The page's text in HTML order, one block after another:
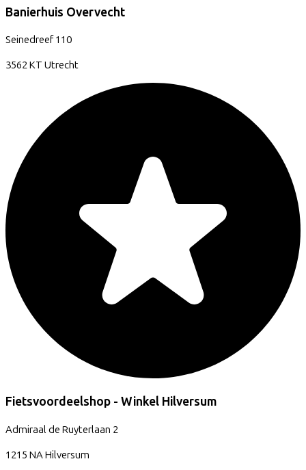
Banierhuis Overvecht
Seinedreef 110
3562 KT Utrecht
Fietsvoordeelshop - Winkel Hilversum
Admiraal de Ruyterlaan 2
1215 NA Hilversum